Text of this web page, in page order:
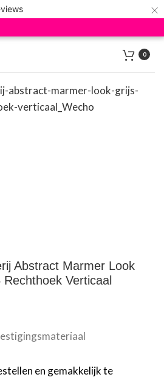
×
0
Abstract Marmer Look
Verticaal
en gemakkelijk te